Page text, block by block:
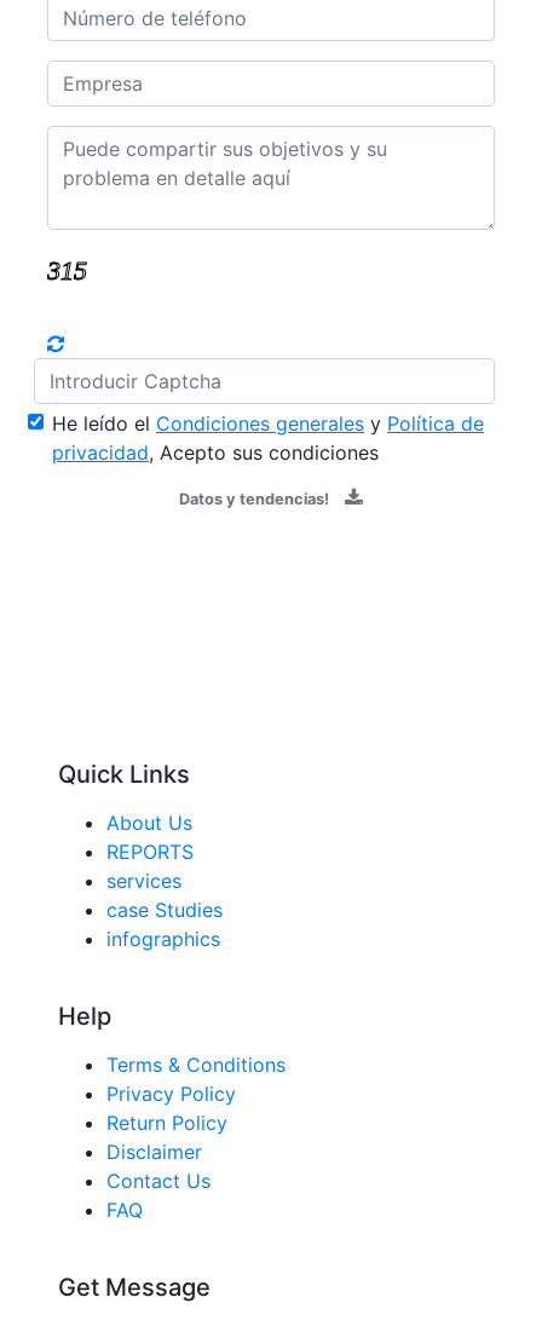
He leído el Condiciones generales y Política de
privacidad, Acepto sus condiciones
Datos y tendencias!
Quick Links
About Us
REPORTS
services
case Studies
infographics
Help
Terms & Conditions
Privacy Policy
Return Policy
Disclaimer
Contact Us
FAQ
Get Message